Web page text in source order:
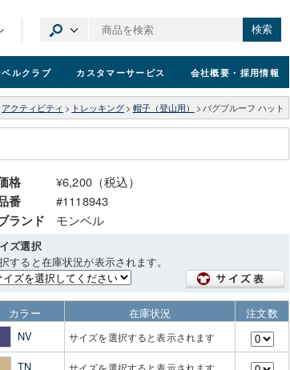
検索
ルクラブ カスタマーサービス 会社概要 ・採用情報
アクティビティ > トレッキング > 帽子（登山用） > バグプルーフ ハット
格 ¥6,200（税込）
番 #1118943
ランド モンベル
ズ選択
すると在庫状況が表示されます。
カラー 在庫状況
注文数
NV
サイズを選択すると表示されます
TN